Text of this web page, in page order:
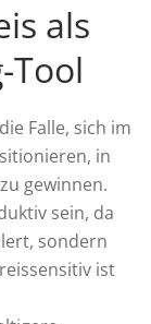
als
Tool
Falle, sich im
in
gewinnen.
sein, da
sondern
ist